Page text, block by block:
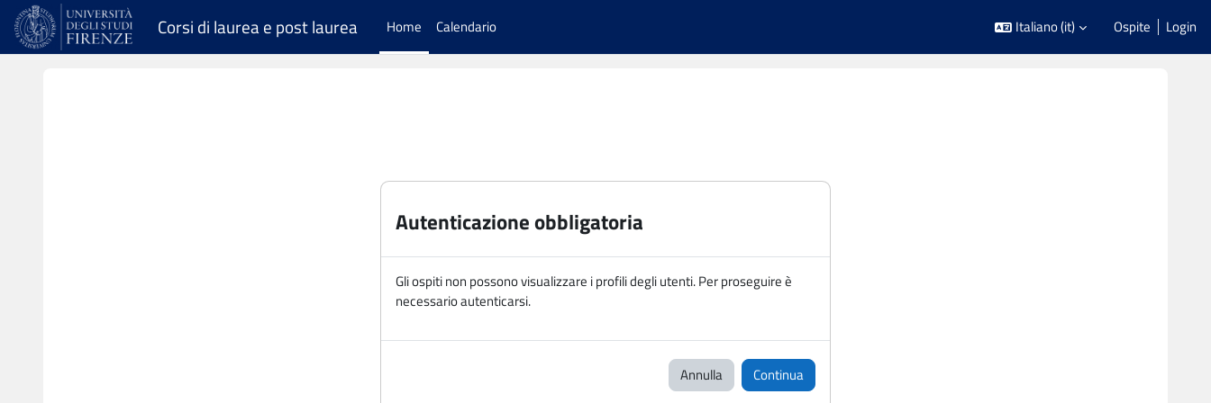
Vai al contenuto principale
Corsi di laurea e post laurea Home Calendario Italiano ‎(it)‎ Ospite Login
Autenticazione obbligatoria
Gli ospiti non possono visualizzare i profili degli utenti. Per proseguire è
necessario autenticarsi.
Annulla Continua